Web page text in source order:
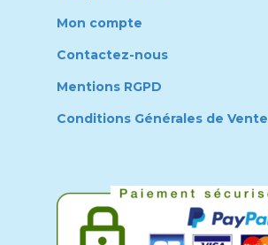
Mon compte
Contactez-nous
Mentions RGPD
Conditions Générales de Vente